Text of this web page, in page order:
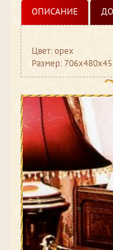
ОПИСАНИЕ
Цвет: орех
Размер: